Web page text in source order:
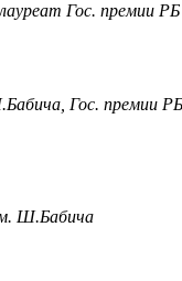
Гос. премии
Гос. премии
Ш.Бабича